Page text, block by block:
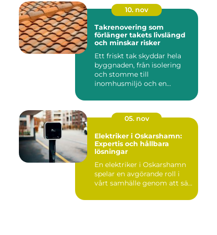
10. nov
Takrenovering som
förlänger takets livslängd
och minskar risker
Ett friskt tak skyddar hela
byggnaden, från isolering
och stomme till
inomhusmiljö och en...
05. nov
Elektriker i Oskarshamn:
Expertis och hållbara
lösningar
En elektriker i Oskarshamn
spelar en avgörande roll i
vårt samhälle genom att sä...